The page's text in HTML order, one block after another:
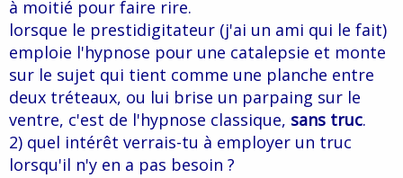
à moitié pour faire rire.
lorsque le prestidigitateur (j'ai un ami qui le fait)
emploie l'hypnose pour une catalepsie et monte
sur le sujet qui tient comme une planche entre
deux tréteaux, ou lui brise un parpaing sur le
ventre, c'est de l'hypnose classique, sans truc.
2) quel intérêt verrais-tu à employer un truc
lorsqu'il n'y en a pas besoin ?